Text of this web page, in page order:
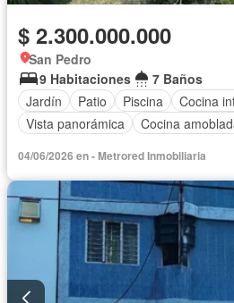
$ 2.300.000.000
San Pedro
9 Habitaciones
7 Baños
Jardín
Patio Piscina
Cocina
Vista panorámica
Cocina
04/06/2026 en - Metrored Inmobiliaria